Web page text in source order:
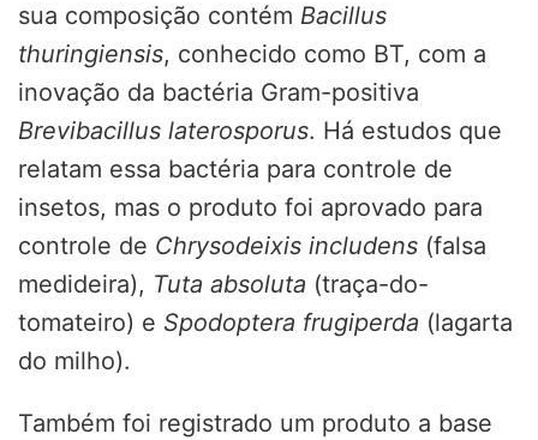
sua composição contém Bacillus
thuringiensis, conhecido como BT, com a
inovação da bactéria Gram-positiva
Brevibacillus laterosporus. Há estudos que
relatam essa bactéria para controle de
insetos, mas o produto foi aprovado para
controle de Chrysodeixis includens (falsa
medideira), Tuta absoluta (traça-do-
tomateiro) e Spodoptera frugiperda (lagarta
do milho).
Também foi registrado um produto a base